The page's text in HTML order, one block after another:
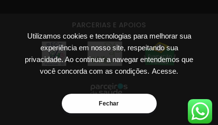
Utilizamos cookies e tecnologias para melhorar sua
experiência em nosso site, respeitando sua
privacidade. Ao continuar a navegar entendemos que
você concorda com as condições. Acesse.
Fechar
PARCERIAS E APOIOS